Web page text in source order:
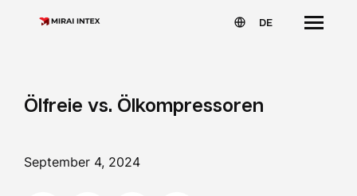
DE
Ölfreie vs. Ölkompressoren
September 4, 2024